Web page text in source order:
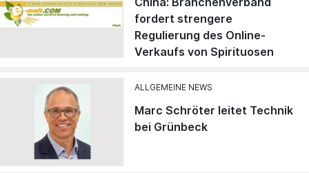
fordert strengere
Regulierung des Online-
Verkaufs von Spirituosen
ALLGEMEINE NEWS
Marc Schröter leitet Technik
bei Grünbeck